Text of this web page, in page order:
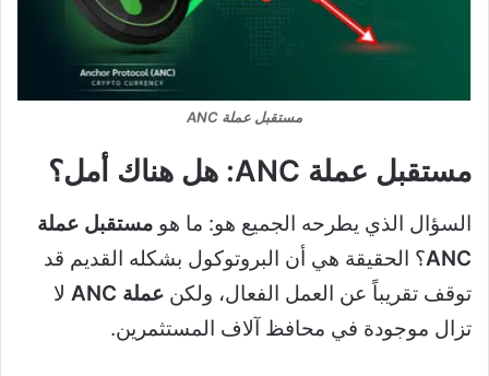
مستقبل عملة ANC
مستقبل عملة ANC: هل هناك أمل؟
السؤال الذي يطرحه الجميع هو: ما هو مستقبل عملة
ANC؟ الحقيقة هي أن البروتوكول بشكله القديم قد
توقف تقريباً عن العمل الفعال، ولكن عملة ANC
لا
تزال موجودة في محافظ آلاف المستثمرين.